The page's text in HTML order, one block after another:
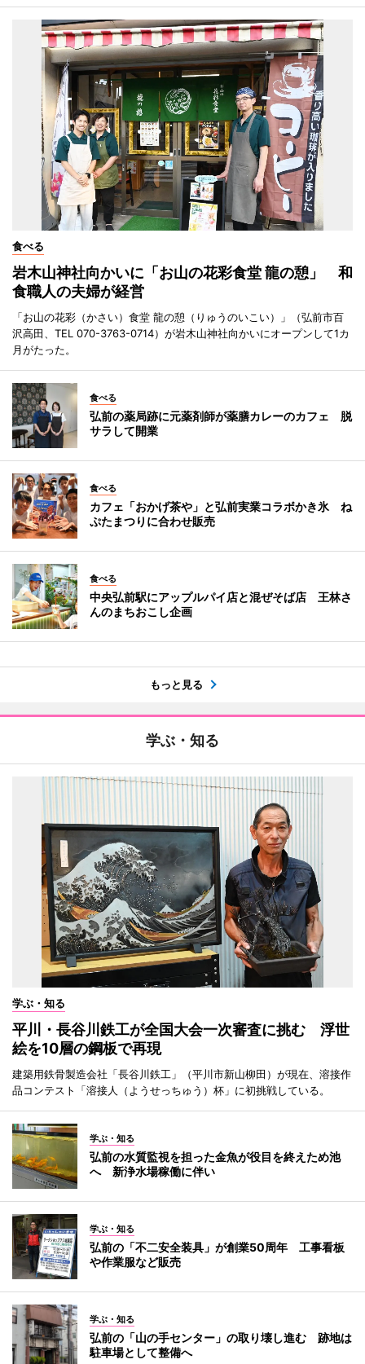
食べる
岩木山神社向かいに「お山の花彩食堂 龍の憩」 和
食職人の夫婦が経営
「お山の花彩（かさい）食堂 龍の憩（りゅうのいこい）」（弘前市百
沢高田、TEL 070-3763-0714）が岩木山神社向かいにオープンして1カ
月がたった。
食べる
弘前の薬局跡に元薬剤師が薬膳カレーのカフェ 脱
サラして開業
食べる
カフェ「おかげ茶や」と弘前実業コラボかき氷 ね
ぷたまつりに合わせ販売
食べる
中央弘前駅にアップルパイ店と混ぜそば店 王林さ
んのまちおこし企画
もっと見る
学ぶ・知る
学ぶ・知る
平川・長谷川鉄工が全国大会一次審査に挑む 浮世
絵を10層の鋼板で再現
建築用鉄骨製造会社「長谷川鉄工」（平川市新山柳田）が現在、溶接作
品コンテスト「溶接人（ようせっちゅう）杯」に初挑戦している。
学ぶ・知る
弘前の水質監視を担った金魚が役目を終えため池
へ 新浄水場稼働に伴い
学ぶ・知る
弘前の「不二安全装具」が創業50周年 工事看板
や作業服など販売
学ぶ・知る
弘前の「山の手センター」の取り壊し進む 跡地は
駐車場として整備へ